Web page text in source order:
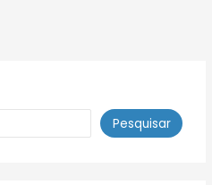
Pesquisar